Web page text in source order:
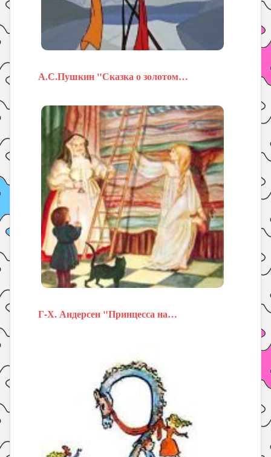
А.С.Пушкин "Сказка о золотом…
Г-Х. Андерсен "Принцесса на…